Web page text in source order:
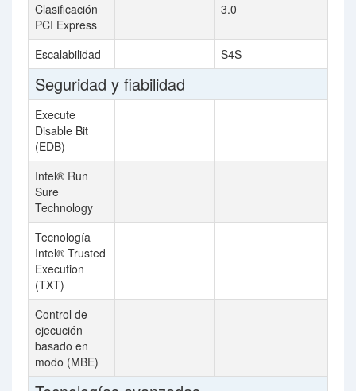
Clasificación
PCI Express
3.0
Escalabilidad S4S
Seguridad y fiabilidad
Execute
Disable Bit
(EDB)
Intel® Run
Sure
Technology
Tecnología
Intel® Trusted
Execution
(TXT)
Control de
ejecución
basado en
modo (MBE)